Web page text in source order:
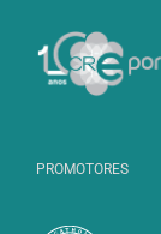
PROMOTORES